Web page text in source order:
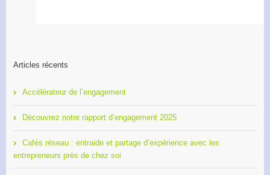
Articles récents
Accélérateur de l’engagement
Découvrez notre rapport d’engagement 2025
Cafés réseau : entraide et partage d’expérience avec les
entrepreneurs près de chez soi